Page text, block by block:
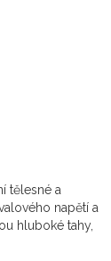
tělesné a
napětí a
hluboké tahy,